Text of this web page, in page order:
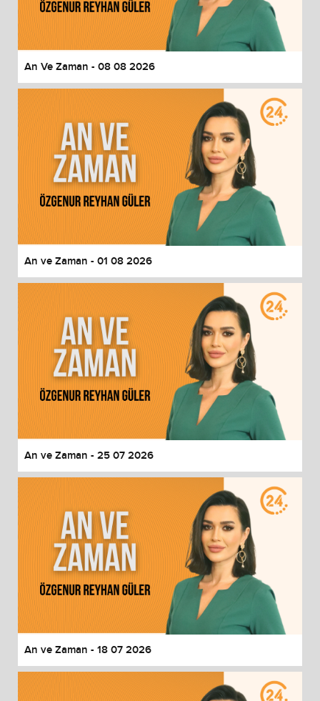
End of dialog window.
An Ve Zaman - 08 08 2026
An ve Zaman - 01 08 2026
An ve Zaman - 25 07 2026
An ve Zaman - 18 07 2026